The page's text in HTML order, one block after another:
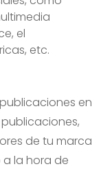
el
etc.
en
de tu marca
la hora de